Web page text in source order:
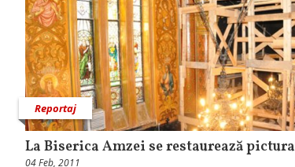
Reportaj
La Biserica Amzei se restaurează pictura
04 Feb, 2011